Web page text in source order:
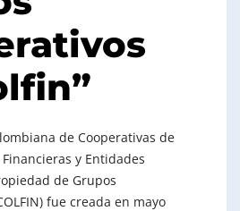
de Cooperativas de
y Entidades
de Grupos
fue creada en mayo